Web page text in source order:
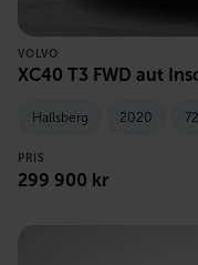
VOLVO
XC40 T3 FWD aut
Hallsberg 2020
PRIS
299 900 kr